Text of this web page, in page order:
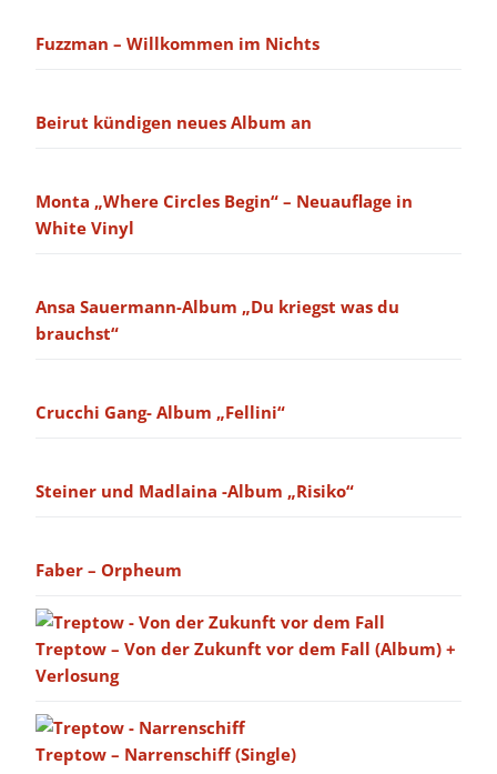
Fuzzman – Willkommen im Nichts
Beirut kündigen neues Album an
Monta „Where Circles Begin“ – Neuauflage in
White Vinyl
Ansa Sauermann-Album „Du kriegst was du
brauchst“
Crucchi Gang- Album „Fellini“
Steiner und Madlaina -Album „Risiko“
Faber – Orpheum
Treptow – Von der Zukunft vor dem Fall (Album) +
Verlosung
Treptow – Narrenschiff (Single)